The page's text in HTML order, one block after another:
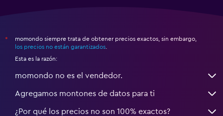
*
momondo siempre trata de obtener precios exactos, sin embargo,
los precios no están garantizados
Esta es la razón:
momondo no es el vendedor.
Agregamos montones de datos para ti
¿Por qué los precios no son 100% exactos?